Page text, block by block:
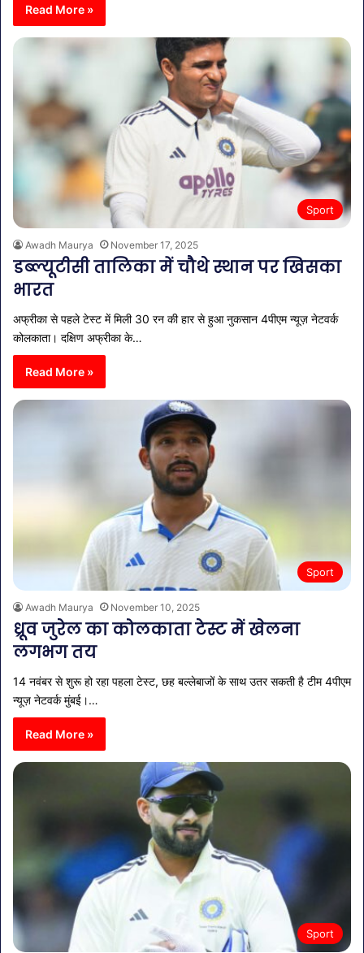
Read More »
Sport
Awadh Maurya November 17, 2025
डब्ल्यूटीसी तालिका में चौथे स्थान पर खिसका
भारत
अफ्रीका से पहले टेस्ट में मिली 30 रन की हार से हुआ नुकसान 4पीएम न्यूज़ नेटवर्क
कोलकाता। दक्षिण अफ्रीका के…
Read More »
Sport
Awadh Maurya November 10, 2025
ध्रूव जुरेल का कोलकाता टेस्ट में खेलना
लगभग तय
14 नवंबर से शुरू हो रहा पहला टेस्ट, छह बल्लेबाजों के साथ उतर सकती है टीम 4पीएम
न्यूज़ नेटवर्क मुंबई।…
Read More »
Sport